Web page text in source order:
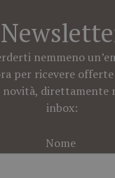
nemmeno
per ricevere offerte
direttamente
inbox:
Nome